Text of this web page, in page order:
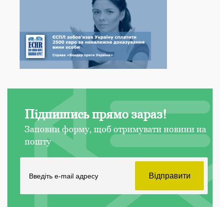
Підпишись прямо зараз!
Заповни форму, щоб отримувати новини на
пошту